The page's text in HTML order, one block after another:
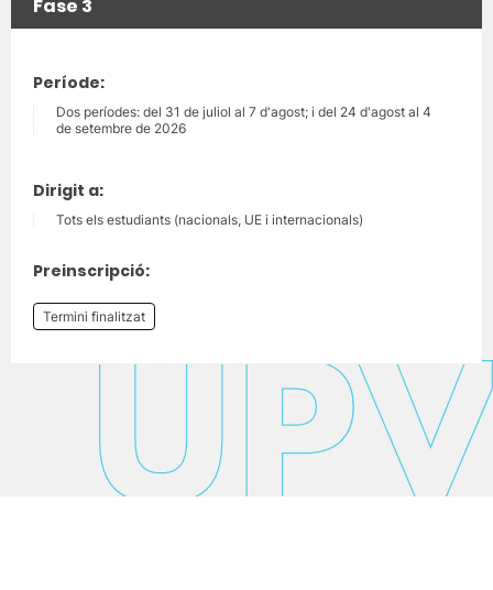
Fase 3
Període:
Dos períodes: del 31 de juliol al 7 d'agost; i del 24 d'agost al 4
de setembre de 2026
Dirigit a:
Tots els estudiants (nacionals, UE i internacionals)
Preinscripció:
Termini finalitzat